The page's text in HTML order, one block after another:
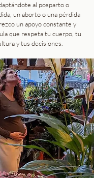
al posparto o
un aborto o una pérdida
un apoyo constante y
que respeta tu cuerpo, tu
y tus decisiones.